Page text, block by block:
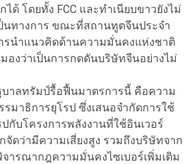
ด้ โดยทั้ง FCC และทำเนียบขาวยังไม่
นทางการ ขณะที่สถานทูตจีนประจำ
รนำแนวคิดด้านความมั่นคงแห่งชาติ
องว่าเป็นการกดดันบริษัทจีนอย่างไม่
าลทรัมป์รื้อฟื้นมาตรการนี้ คือความ
มาธิการยุโรป ซึ่งเสนอจำกัดการใช้
กับโครงการพลังงานที่ใช้อินเวอร์
จัดว่ามีความเสี่ยงสูง รวมถึงบริษัทจาก
ารณากฎความมั่นคงไซเบอร์เพิ่มเติม